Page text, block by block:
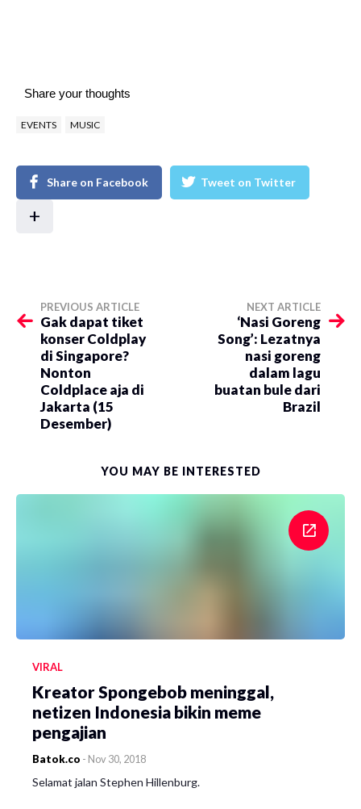
Share your thoughts
EVENTS MUSIC
Share on Facebook Tweet on Twitter
+
PREVIOUS ARTICLE
Gak dapat tiket
konser Coldplay
di Singapore?
Nonton
Coldplace aja di
Jakarta (15
Desember)
NEXT ARTICLE
‘Nasi Goreng
Song’: Lezatnya
nasi goreng
dalam lagu
buatan bule dari
Brazil
YOU MAY BE INTERESTED
VIRAL
Kreator Spongebob meninggal,
netizen Indonesia bikin meme
pengajian
Batok.co - Nov 30, 2018
Selamat jalan Stephen Hillenburg.